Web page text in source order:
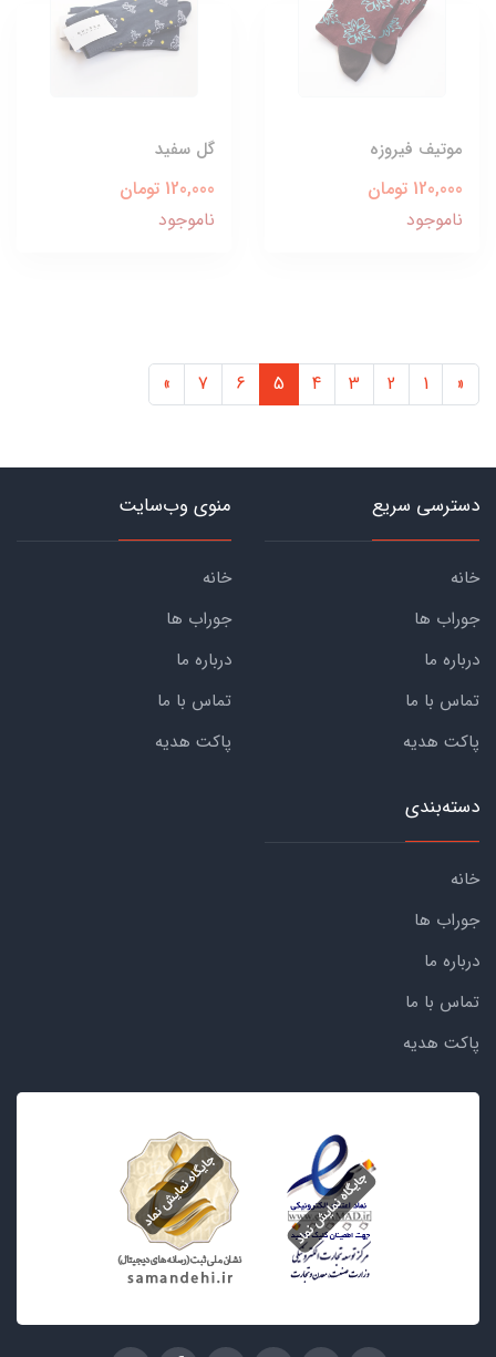
موتیف فیروزه
120,000 تومان
ناموجود
گل سفید
120,000 تومان
ناموجود
«
1
2
3
4
5
6
7
»
دسترسی سریع
خانه
جوراب ها
درباره ما
تماس با ما
پاکت هدیه
منوی وب‌سایت
خانه
جوراب ها
درباره ما
تماس با ما
پاکت هدیه
دسته‌بندی
خانه
جوراب ها
درباره ما
تماس با ما
پاکت هدیه